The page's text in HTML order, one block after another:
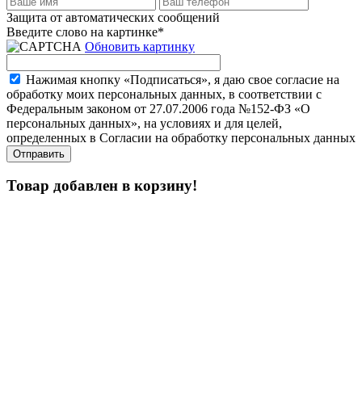
Защита от автоматических сообщений
Введите слово на картинке*
Обновить картинку
Нажимая кнопку «Подписаться», я даю свое согласие на
обработку моих персональных данных, в соответствии с
Федеральным законом от 27.07.2006 года №152-ФЗ «О
персональных данных», на условиях и для целей,
определенных в Согласии на обработку персональных данных
Товар добавлен в корзину!